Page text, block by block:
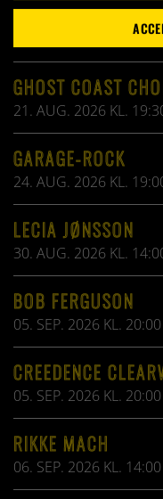
TINA WIBERG &
18. AUG. 2026 KL.
GHOST COAST
21. AUG. 2026 KL.
GARAGE-ROCK
24. AUG. 2026 KL.
LECIA JØNSSON
30. AUG. 2026 KL.
BOB FERGUSON
05. SEP. 2026 KL. 20:00
CREEDENCE
05. SEP. 2026 KL. 20:00
RIKKE MACH
06. SEP. 2026 KL. 14:00